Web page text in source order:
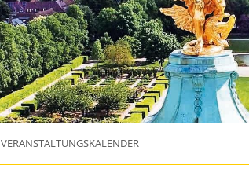
VERANSTALTUNGSKALENDER